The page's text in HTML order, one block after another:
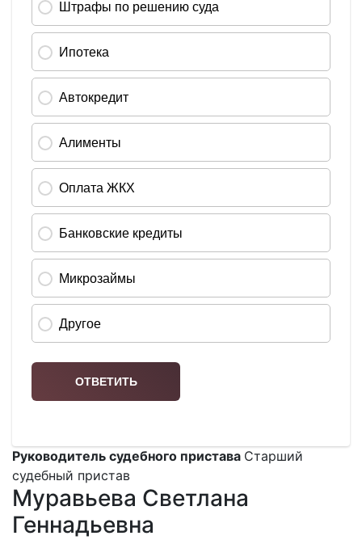
Руководитель судебного пристава Старший
судебный пристав
Муравьева Светлана
Геннадьевна